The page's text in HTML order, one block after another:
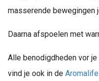
masserende bewegingen
Daarna afspoelen met
Alle benodigdheden vor
vind je ook in de